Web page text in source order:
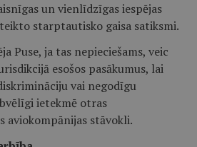
un vienlīdzīgas iespējas
starptautisko gaisa satiksmi.
Puse, ja tas nepieciešams, veic
esošos pasākumus, lai
vai negodīgu
ietekmē otras
aviokompānijas stāvokli.